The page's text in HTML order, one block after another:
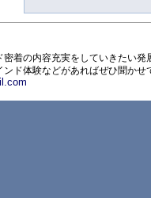
密着の内容充実をしていきたい発
ド体験などがあればぜひ聞かせ